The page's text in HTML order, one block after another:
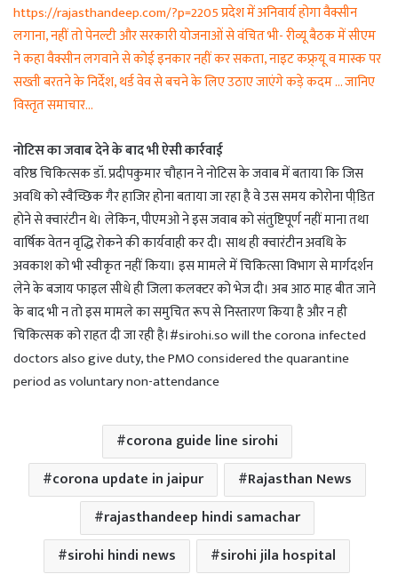
https://rajasthandeep.com/?p=2205 प्रदेश में अनिवार्य होगा वैक्सीन
लगाना, नहीं तो पेनल्टी और सरकारी योजनाओं से वंचित भी- रीव्यू बैठक में सीएम
ने कहा वैक्सीन लगवाने से कोई इनकार नहीं कर सकता, नाइट कफ्र्यू व मास्क पर
सख्ती बरतने के निर्देश, थर्ड वेव से बचने के लिए उठाए जाएंगे कड़े कदम … जानिए
विस्तृत समाचार…
नोटिस का जवाब देने के बाद भी ऐसी कार्रवाई
वरिष्ठ चिकित्सक डॉ. प्रदीपकुमार चौहान ने नोटिस के जवाब में बताया कि जिस
अवधि को स्वैच्छिक गैर हाजिर होना बताया जा रहा है वे उस समय कोरोना पीडि़त
होने से क्वारंटीन थे। लेकिन, पीएमओ ने इस जवाब को संतुष्टिपूर्ण नहीं माना तथा
वार्षिक वेतन वृद्धि रोकने की कार्यवाही कर दी। साथ ही क्वारंटीन अवधि के
अवकाश को भी स्वीकृत नहीं किया। इस मामले में चिकित्सा विभाग से मार्गदर्शन
लेने के बजाय फाइल सीधे ही जिला कलक्टर को भेज दी। अब आठ माह बीत जाने
के बाद भी न तो इस मामले का समुचित रूप से निस्तारण किया है और न ही
चिकित्सक को राहत दी जा रही है।#sirohi.so will the corona infected
doctors also give duty, the PMO considered the quarantine
period as voluntary non-attendance
corona guide line sirohi
corona update in jaipur
Rajasthan News
rajasthandeep hindi samachar
sirohi hindi news
sirohi jila hospital